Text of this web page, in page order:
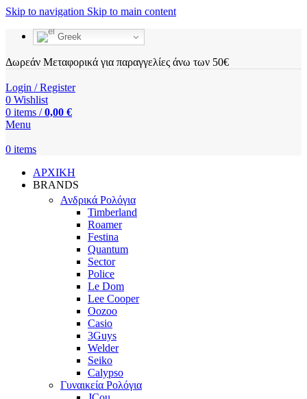
Skip to navigation Skip to main content
Greek
Δωρεάν Μεταφορικά για παραγγελίες άνω των 50€
Login / Register
0 Wishlist
0 items / 0,00 €
Menu
0 items
ΑΡΧΙΚΗ
BRANDS
Ανδρικά Ρολόγια
Timberland
Roamer
Festina
Quantum
Sector
Police
Le Dom
Lee Cooper
Oozoo
Casio
3Guys
Welder
Seiko
Calypso
Γυναικεία Ρολόγια